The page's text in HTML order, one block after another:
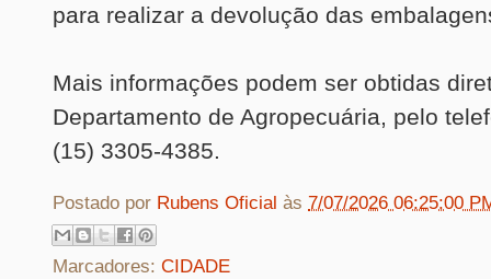
para realizar a devolução das
Mais informações podem ser obtidas
Departamento de Agropecuária, pelo
(15) 3305-4385.
Postado por Rubens Oficial às 7/07/2026 06:25:00
Marcadores: CIDADE